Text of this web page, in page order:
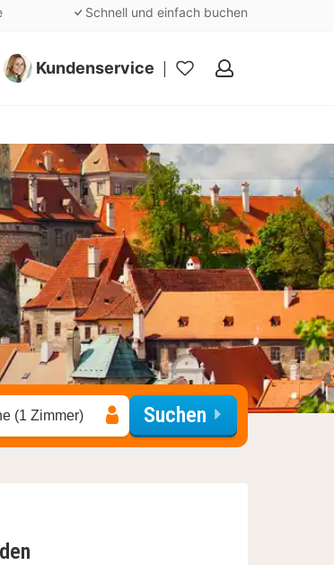
Schnell und einfach buchen
Kundenservice
Meine
(1 Zimmer) Suchen